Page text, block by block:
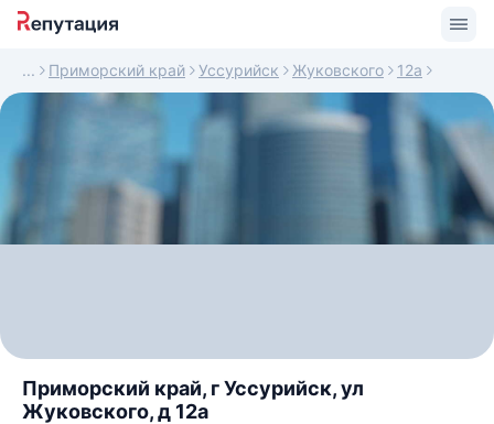
Приморский край Уссурийск Жуковского 12а
Приморский край, г Уссурийск, ул
Жуковского, д 12а